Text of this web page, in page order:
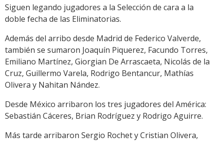
Link
Siguen legando jugadores a la Selección de cara a la
doble fecha de las Eliminatorias.
Además del arribo desde Madrid de Federico Valverde,
también se sumaron Joaquín Piquerez, Facundo Torres,
Emiliano Martínez, Giorgian De Arrascaeta, Nicolás de la
Cruz, Guillermo Varela, Rodrigo Bentancur, Mathías
Olivera y Nahitan Nández.
Desde México arribaron los tres jugadores del América:
Sebastián Cáceres, Brian Rodríguez y Rodrigo Aguirre.
Más tarde arribaron Sergio Rochet y Cristian Olivera,